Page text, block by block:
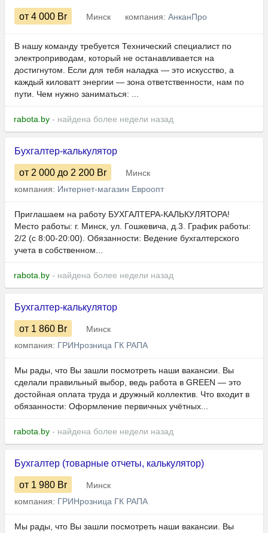
от 4 000 Br Минск компания: АнканПро
В нашу команду требуется Технический специалист по
электроприводам, который не останавливается на
достигнутом. Если для тебя наладка — это искусство, а
каждый киловатт энергии — зона ответственности, нам по
пути. Чем нужно заниматься: ...
rabota.by - найдена более недели назад
Бухгалтер-калькулятор
от 2 000 до 2 200 Br
Минск
компания: Интернет-магазин Евроопт
Приглашаем на работу БУХГАЛТЕРА-КАЛЬКУЛЯТОРА!
Место работы: г. Минск, ул. Гошкевича, д.3. График работы:
2/2 (с 8:00-20:00). Обязанности: Ведение бухгалтерского
учета в собственном...
rabota.by - найдена более недели назад
Бухгалтер-калькулятор
от 1 860 Br
Минск
компания: ГРИНрозница ГК РАПА
Мы рады, что Вы зашли посмотреть наши вакансии. Вы
сделали правильный выбор, ведь работа в GREEN — это
достойная оплата труда и дружный коллектив. Что входит в
обязанности: Оформление первичных учётных...
rabota.by - найдена более недели назад
Бухгалтер (товарные отчеты, калькулятор)
от 1 980 Br
Минск
компания: ГРИНрозница ГК РАПА
Мы рады, что Вы зашли посмотреть наши вакансии. Вы